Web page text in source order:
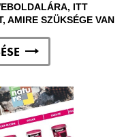
ITT
AMIRE SZÜKSÉGE VAN